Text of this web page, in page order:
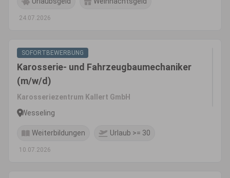
24.07.2026
SOFORTBEWERBUNG
Karosserie- und Fahrzeugbaumechaniker
(m/w/d)
Karosseriezentrum Kallert GmbH
Wesseling
Weiterbildungen Urlaub >= 30
10.07.2026